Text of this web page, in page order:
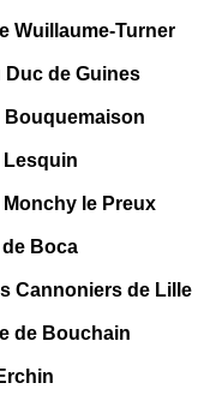
Wuillaume-Turner
Duc de Guines
Bouquemaison
Lesquin
Monchy le Preux
Boca
Cannoniers de Lille
de Bouchain